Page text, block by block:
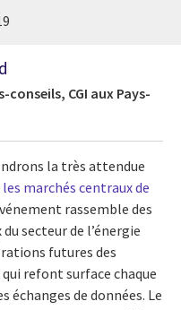
CGI aux Pays-
la très attendue
marchés centraux de
rassemble des
secteur de l’énergie
futures des
qui refont surface chaque
de données. Le